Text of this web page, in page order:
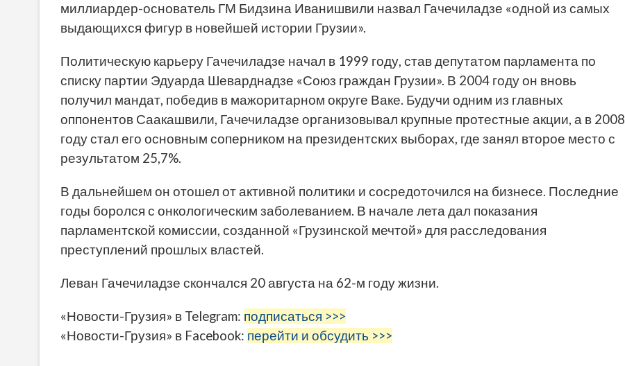
миллиардер-основатель ГМ Бидзина Иванишвили назвал Гачечиладзе «одной из самых
выдающихся фигур в новейшей истории Грузии».
Политическую карьеру Гачечиладзе начал в 1999 году, став депутатом парламента по
списку партии Эдуарда Шеварднадзе «Союз граждан Грузии». В 2004 году он вновь
получил мандат, победив в мажоритарном округе Ваке. Будучи одним из главных
оппонентов Саакашвили, Гачечиладзе организовывал крупные протестные акции, а в 2008
году стал его основным соперником на президентских выборах, где занял второе место с
результатом 25,7%.
В дальнейшем он отошел от активной политики и сосредоточился на бизнесе. Последние
годы боролся с онкологическим заболеванием. В начале лета дал показания
парламентской комиссии, созданной «Грузинской мечтой» для расследования
преступлений прошлых властей.
Леван Гачечиладзе скончался 20 августа на 62-м году жизни.
«Новости-Грузия» в Telegram: подписаться >>>
«Новости-Грузия» в Facebook: перейти и обсудить >>>